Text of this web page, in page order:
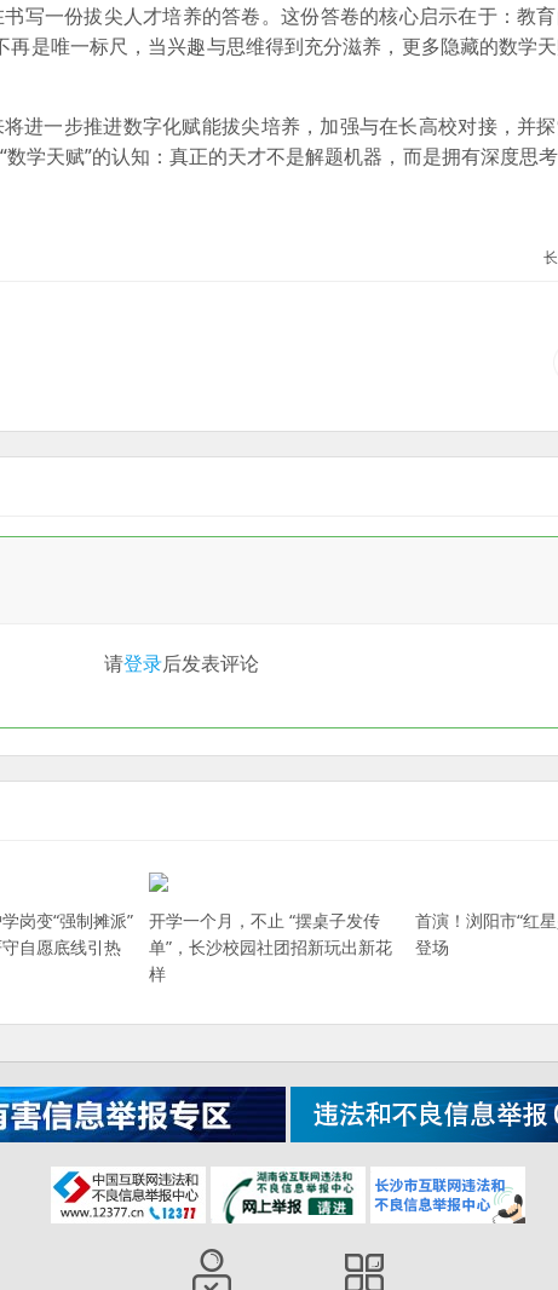
写一份拔尖人才培养的答卷。这份答卷的核心启示在于：教
再是唯一标尺，当兴趣与思维得到充分滋养，更多隐藏的数学
进一步推进数字化赋能拔尖培养，加强与在长高校对接，并
学天赋”的认知：真正的天才不是解题机器，而是拥有深度思
请登录后发表评论
岗变“强制摊派”
自愿底线引热
开学一个月，不止 “摆桌子发传
单”，长沙校园社团招新玩出新花
样
首演！浏阳市“红
登场